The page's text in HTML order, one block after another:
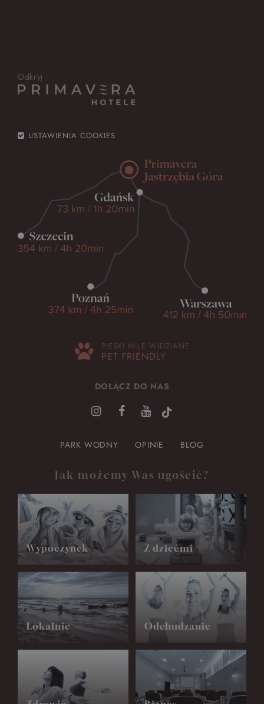
Odkryj
USTAWIENIA COOKIES
PIESKI MILE WIDZIANE
PET FRIENDLY
DOŁĄCZ DO NAS
PARK WODNY OPINIE BLOG
Jak możemy Was ugościć?
Wypoczynek Z dziećmi
Lokalnie Odchudzanie